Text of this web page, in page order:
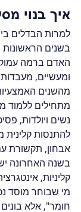
איך בנוי
למרות הבדלים
בשנים הראשונות
האדם ברמה
ומעשיים,
מהשנים
מתחילים ללמוד
נשים ויולדות,
להתנסות קלינית
אבחון, תקשורת
בשנה האחרונה
קליניות,
מי שבוחר מוסד
חומר", אלא